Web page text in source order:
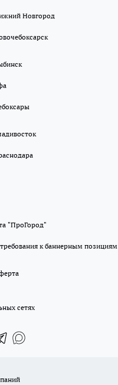
Новгород
"ПроГород"
к баннерным позициям
сетях